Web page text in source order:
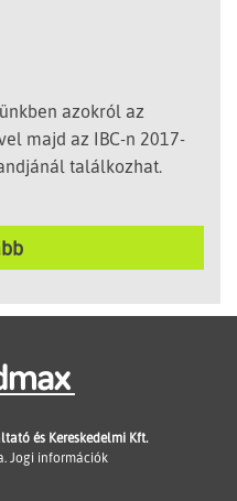
azokról az
majd az IBC-n 2017-
találkozhat.
és Kereskedelmi Kft.
Jogi információk